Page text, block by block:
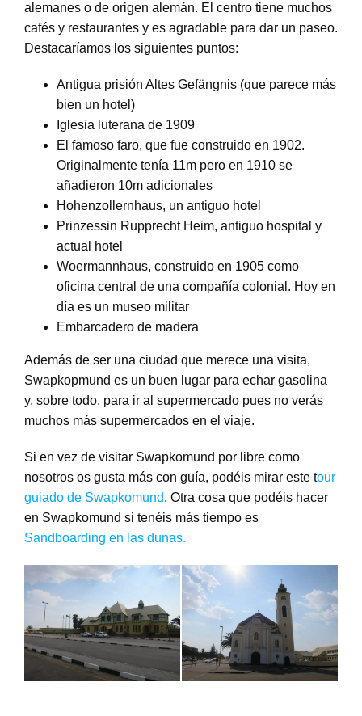
alemanes o de origen alemán. El centro tiene muchos
cafés y restaurantes y es agradable para dar un paseo.
Destacaríamos los siguientes puntos:
Antigua prisión Altes Gefängnis (que parece más
bien un hotel)
Iglesia luterana de 1909
El famoso faro, que fue construido en 1902.
Originalmente tenía 11m pero en 1910 se
añadieron 10m adicionales
Hohenzollernhaus, un antiguo hotel
Prinzessin Rupprecht Heim, antiguo hospital y
actual hotel
Woermannhaus, construido en 1905 como
oficina central de una compañía colonial. Hoy en
día es un museo militar
Embarcadero de madera
Además de ser una ciudad que merece una visita,
Swapkopmund es un buen lugar para echar gasolina
y, sobre todo, para ir al supermercado pues no verás
muchos más supermercados en el viaje.
Si en vez de visitar Swapkomund por libre como
nosotros os gusta más con guía, podéis mirar este tour
guiado de Swapkomund. Otra cosa que podéis hacer
en Swapkomund si tenéis más tiempo es
Sandboarding en las dunas.